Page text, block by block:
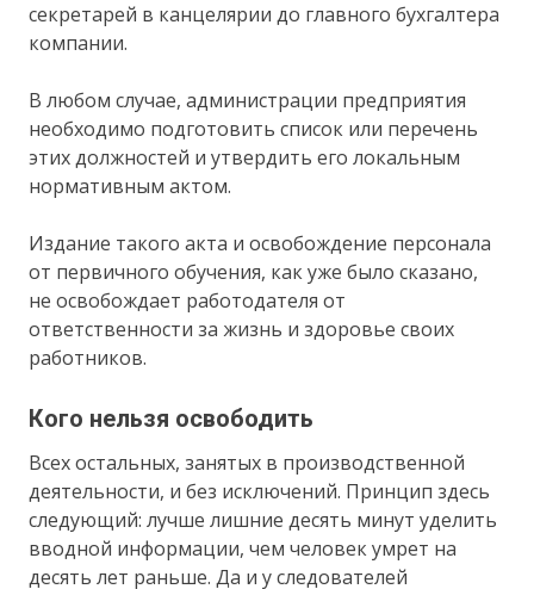
секретарей в канцелярии до главного бухгалтера
компании.
В любом случае, администрации предприятия
необходимо подготовить список или перечень
этих должностей и утвердить его локальным
нормативным актом.
Издание такого акта и освобождение персонала
от первичного обучения, как уже было сказано,
не освобождает работодателя от
ответственности за жизнь и здоровье своих
работников.
Кого нельзя освободить
Всех остальных, занятых в производственной
деятельности, и без исключений. Принцип здесь
следующий: лучше лишние десять минут уделить
вводной информации, чем человек умрет на
десять лет раньше. Да и у следователей